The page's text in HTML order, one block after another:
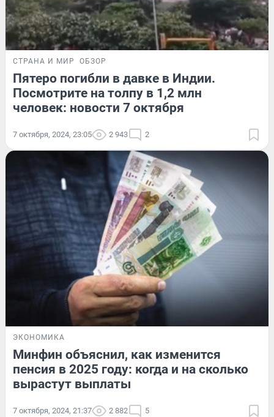
СТРАНА И МИР ОБЗОР
Пятеро погибли в давке в Индии.
Посмотрите на толпу в 1,2 млн
человек: новости 7 октября
7 октября, 2024, 23:05 2 943 2
ЭКОНОМИКА
Минфин объяснил, как изменится
пенсия в 2025 году: когда и на сколько
вырастут выплаты
7 октября, 2024, 21:37 2 882 5